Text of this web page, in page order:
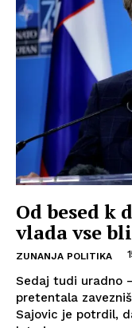
Od besed k
vlada vse
ZUNANJA POLITIKA
Sedaj tudi uradno
pretentala
Sajovic je potrdil,